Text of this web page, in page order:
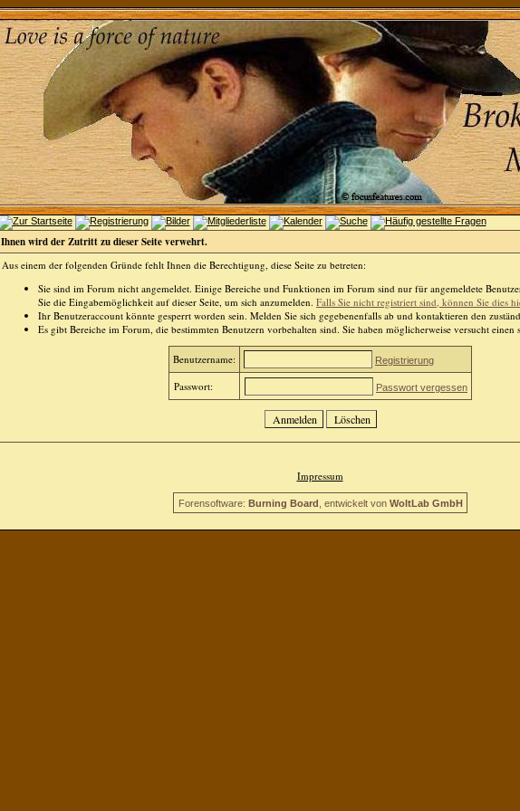
Ihnen wird der Zutritt zu dieser Seite verwehrt.
Aus einem der folgenden Gründe fehlt Ihnen die Berechtigung, diese Seite zu betreten:
Sie sind im Forum nicht angemeldet. Einige Bereiche und Funktionen im Forum sind nur für angemeldete
Sie die Eingabemöglichkeit auf dieser Seite, um sich anzumelden. Falls Sie nicht registriert sind, können Sie dies
Ihr Benutzeraccount könnte gesperrt worden sein. Melden Sie sich gegebenenfalls ab und kontaktieren den
Es gibt Bereiche im Forum, die bestimmten Benutzern vorbehalten sind. Sie haben möglicherweise versucht einen
Benutzername: Registrierung
Passwort: Passwort vergessen
Impressum
Forensoftware: Burning Board , entwickelt von WoltLab GmbH